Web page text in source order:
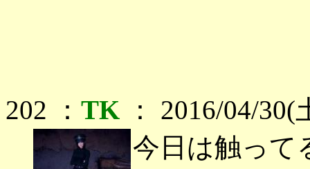
202 ： TK ： 2016/04/
今日は触って